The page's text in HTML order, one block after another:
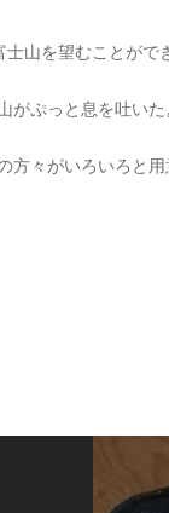
山を望むことがで
ぷっと息を吐い
々がいろいろと用